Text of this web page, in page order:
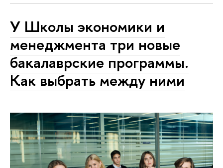
У Школы экономики и
менеджмента три новые
бакалаврские программы.
Как выбрать между ними